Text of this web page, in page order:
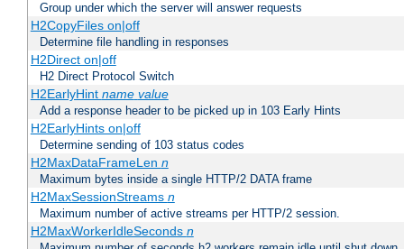
Group under which the server will answer requests
H2CopyFiles on|off
Determine file handling in responses
H2Direct on|off
H2 Direct Protocol Switch
H2EarlyHint name value
Add a response header to be picked up in 103 Early Hints
H2EarlyHints on|off
Determine sending of 103 status codes
H2MaxDataFrameLen n
Maximum bytes inside a single HTTP/2 DATA frame
H2MaxSessionStreams n
Maximum number of active streams per HTTP/2 session.
H2MaxWorkerIdleSeconds n